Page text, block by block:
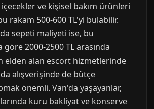
içecekler ve kişisel bakım ürünleri
rakam 500-600 TL'yi bulabilir.
sepeti maliyeti ise, bu
2000-2500 TL arasında
elden alan escort hizmetlerinde
alışverişinde de bütçe
önemli. Van'da yaşayanlar,
kuru bakliyat ve konserve